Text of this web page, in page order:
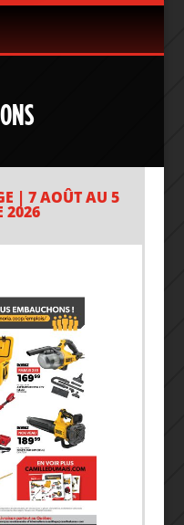
| 7 AOÛT AU 5
2026